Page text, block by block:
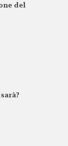
del